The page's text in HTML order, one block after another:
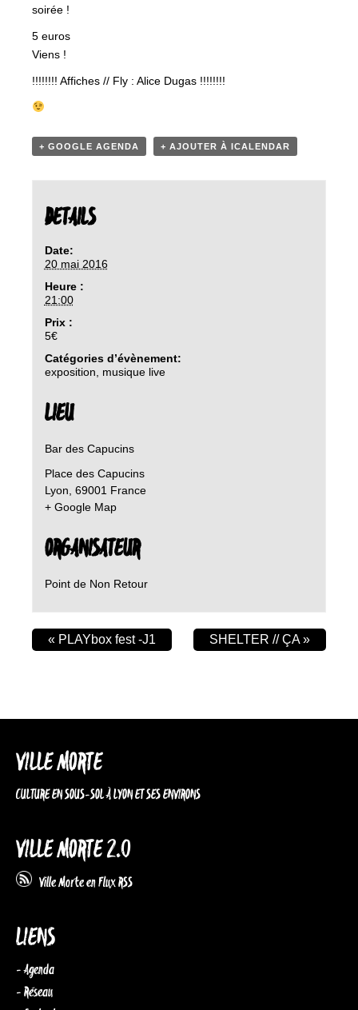
soirée !
5 euros
Viens !
!!!!!!!! Affiches // Fly : Alice Dugas !!!!!!!!
+ GOOGLE AGENDA + AJOUTER À ICALENDAR
DETAILS
Date:
20 mai 2016
Heure :
21:00
Prix :
5€
Catégories d’évènement:
exposition
musique live
LIEU
Bar des Capucins
Place des Capucins
Lyon 69001 France
+ Google Map
ORGANISATEUR
Point de Non Retour
« PLAYbox fest -J1 SHELTER // ÇA»
VILLE MORTE
CULTURE EN SOUS-SOL À LYON ET SES ENVIRONS
VILLE MORTE 2.0
Ville Morte en Flux RSS
LIENS
- Agenda
- Réseau